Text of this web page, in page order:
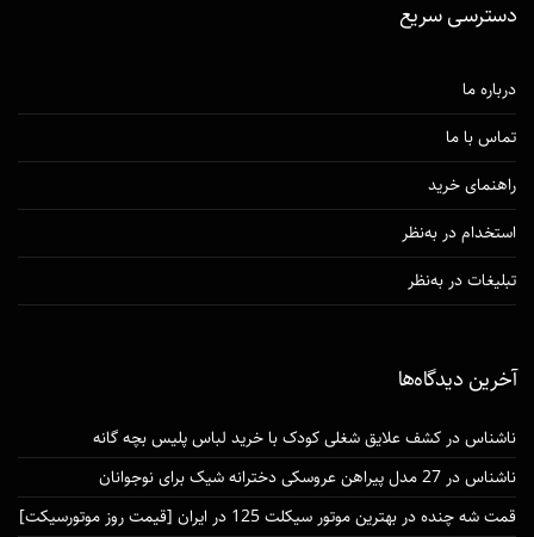
دسترسی‌ سریع
درباره ما
تماس با ما
راهنمای خرید
استخدام در به‌نظر
تبلیغات در به‌نظر
آخرین دیدگاه‌ها
ناشناسدر کشف علایق شغلی کودک با خرید لباس پلیس بچه گانه
ناشناسدر 27 مدل پیراهن عروسکی دخترانه شیک برای نوجوانان
قمت شه چندهدر بهترین موتور سیکلت 125 در ایران [قیمت روز موتورسیکت]